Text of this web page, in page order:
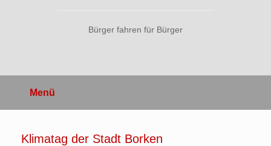
Bürger fahren für Bürger
Menü
Klimatag der Stadt Borken